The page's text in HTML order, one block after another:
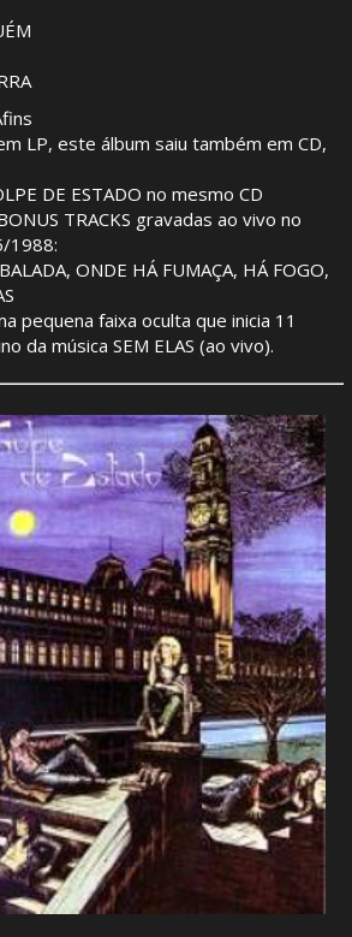
LP, este álbum saiu também em CD,
DE ESTADO no mesmo CD
TRACKS gravadas ao vivo no
1988:
ONDE HÁ FUMAÇA, HÁ FOGO,
pequena faixa oculta que inicia 11
da música SEM ELAS (ao vivo).